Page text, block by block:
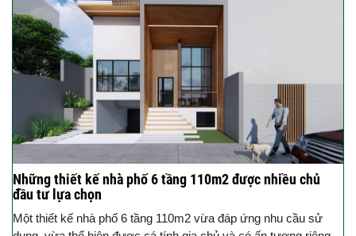
Những thiết kế nhà phố 6 tầng 110m2 được nhiều chủ
đầu tư lựa chọn
Một thiết kế nhà phố 6 tầng 110m2 vừa đáp ứng nhu cầu sử